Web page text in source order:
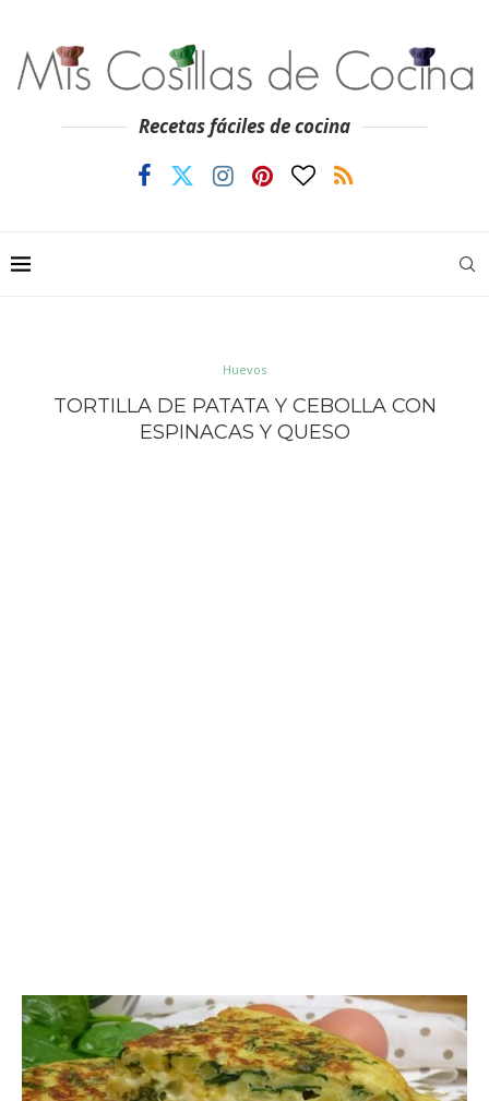
Recetas fáciles de cocina
Huevos
TORTILLA DE PATATA Y CEBOLLA CON
ESPINACAS Y QUESO